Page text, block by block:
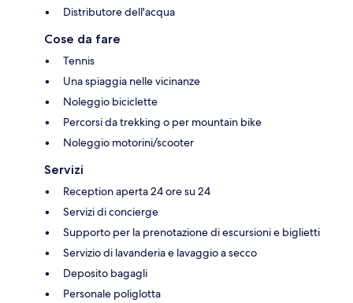
Distributore dell'acqua
Cose da fare
Tennis
Una spiaggia nelle vicinanze
Noleggio biciclette
Percorsi da trekking o per mountain bike
Noleggio motorini/scooter
Servizi
Reception aperta 24 ore su 24
Servizi di concierge
Supporto per la prenotazione di escursioni e biglietti
Servizio di lavanderia e lavaggio a secco
Deposito bagagli
Personale poliglotta